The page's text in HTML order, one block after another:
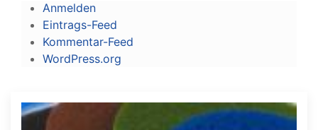
Anmelden
Eintrags-Feed
Kommentar-Feed
WordPress.org